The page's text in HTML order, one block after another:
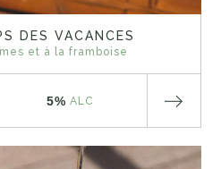
DES VACANCES
et à la framboise
5% ALC